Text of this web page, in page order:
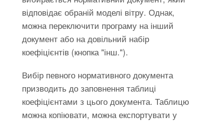
відповідає обраній моделі вітру. Однак,
можна переключити програму на інший
документ або на довільний набір
коефіцієнтів (кнопка "інш.").
Вибір певного нормативного документа
призводить до заповнення таблиці
коефіцієнтами з цього документа. Таблицю
можна копіювати, можна експортувати у